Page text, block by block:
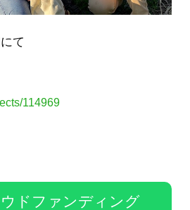
て
114969
ドファンディング